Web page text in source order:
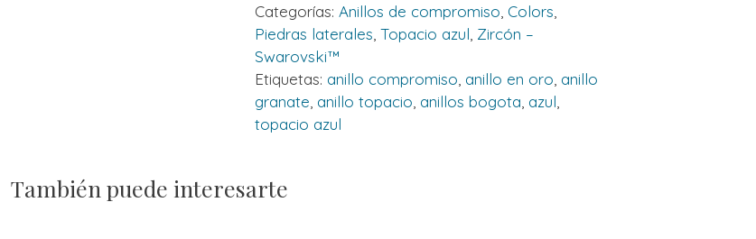
Categorías:Anillos de compromiso, Colors,
Piedras laterales,Topacio azul, Zircón –
Swarovski™
Etiquetas: anillo compromiso, anillo en oro, anillo
granate, anillo topacio, anillos bogota, azul,
topacio azul
También puede interesarte